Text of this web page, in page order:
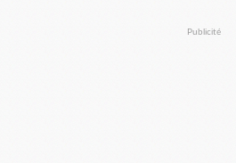
Publicité